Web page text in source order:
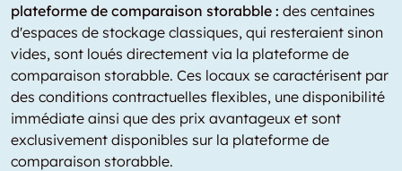
plateforme de comparaison storabble : des centaines
d'espaces de stockage classiques, qui resteraient sinon
vides, sont loués directement via la plateforme de
comparaison storabble. Ces locaux se caractérisent par
des conditions contractuelles flexibles, une disponibilité
immédiate ainsi que des prix avantageux et sont
exclusivement disponibles sur la plateforme de
comparaison storabble.